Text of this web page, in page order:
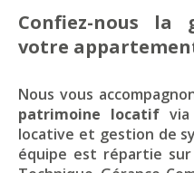
Confiez-nous la
votre
Nous vous
patrimoine locatif
locative et gestion de
équipe est répartie